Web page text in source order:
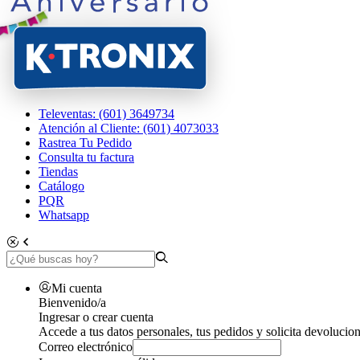
Televentas: (601) 3649734
Atención al Cliente: (601) 4073033
Rastrea Tu Pedido
Consulta tu factura
Tiendas
Catálogo
PQR
Whatsapp
Mi cuenta
Bienvenido/a
Ingresar o crear cuenta
Accede a tus datos personales, tus pedidos y solicita
Correo electrónico